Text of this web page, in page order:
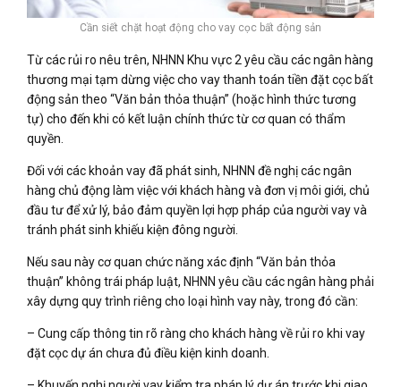
Cần siết chặt hoạt động cho vay cọc bất động sản
Từ các rủi ro nêu trên, NHNN Khu vực 2 yêu cầu các ngân hàng
thương mại tạm dừng việc cho vay thanh toán tiền đặt cọc bất
động sản theo “Văn bản thỏa thuận” (hoặc hình thức tương
tự) cho đến khi có kết luận chính thức từ cơ quan có thẩm
quyền.
Đối với các khoản vay đã phát sinh, NHNN đề nghị các ngân
hàng chủ động làm việc với khách hàng và đơn vị môi giới, chủ
đầu tư để xử lý, bảo đảm quyền lợi hợp pháp của người vay và
tránh phát sinh khiếu kiện đông người.
Nếu sau này cơ quan chức năng xác định “Văn bản thỏa
thuận” không trái pháp luật, NHNN yêu cầu các ngân hàng phải
xây dựng quy trình riêng cho loại hình vay này, trong đó cần:
– Cung cấp thông tin rõ ràng cho khách hàng về rủi ro khi vay
đặt cọc dự án chưa đủ điều kiện kinh doanh.